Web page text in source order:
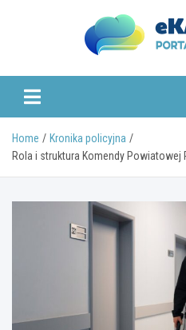
Home
Kronika policyjna
Rola i struktura Komendy Powiatowej